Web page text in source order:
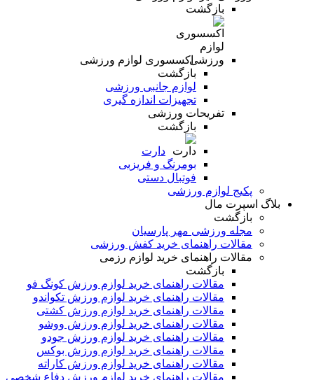
بازگشت
اکسسوری لوازم ورزشی
بازگشت
لوازم جانبی ورزشی
تجهیزات اندازه گیری
تفریحات ورزشی
بازگشت
دارت
بومرنگ و فریزبی
فوتبال دستی
پکیج لوازم ورزشی
بلاگ اسپرت مال
بازگشت
مجله ورزشی مهر پارسیان
مقالات راهنمای خرید کفش ورزشی
مقالات راهنمای خرید لوازم رزمی
بازگشت
مقالات راهنمای خرید لوازم ورزش کونگ فو
مقالات راهنمای خرید لوازم ورزش تکواندو
مقالات راهنمای خرید لوازم ورزش کشتی
مقالات راهنمای خرید لوازم ورزش ووشو
مقالات راهنمای خرید لوازم ورزش جودو
مقالات راهنمای خرید لوازم ورزش بوکس
مقالات راهنمای خرید لوازم ورزش کاراته
مقالات راهنمای خرید لوازم ورزش دفاع شخصی